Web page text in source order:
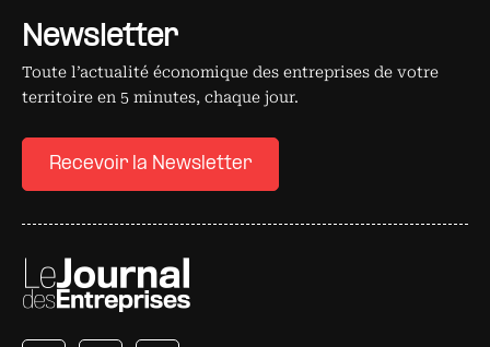
Newsletter
Toute l’actualité économique des entreprises de votre
territoire en 5 minutes, chaque jour.
Recevoir la Newsletter